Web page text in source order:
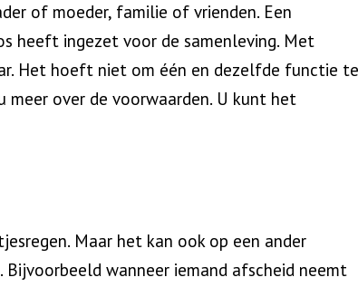
of moeder, familie of vrienden. Een
heeft ingezet voor de samenleving. Met
Het hoeft niet om één en dezelfde functie te
meer over de voorwaarden. U kunt het
Maar het kan ook op een ander
wanneer iemand afscheid neemt